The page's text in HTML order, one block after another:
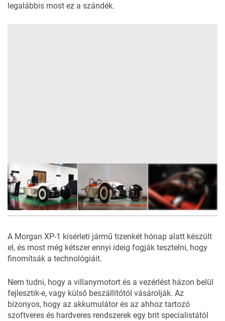
legalábbis most ez a szándék.
A Morgan XP-1 kísérleti jármű tizenkét hónap alatt készült
el, és most még kétszer ennyi ideig fogják tesztelni, hogy
finomítsák a technológiáit.
Nem tudni, hogy a villanymotort és a vezérlést házon belül
fejlesztik-e, vagy külső beszállítótól vásárolják. Az
bizonyos, hogy az akkumulátor és az ahhoz tartozó
szoftveres és hardveres rendszerek egy brit specialistától